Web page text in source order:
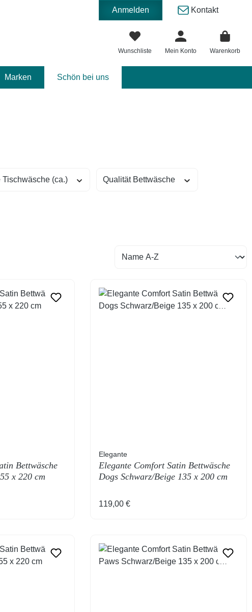
Anmelden Kontakt
Wunschliste Mein Konto Warenkorb
Marken Schön bei uns
Tischwäsche (ca.) Qualität Bettwäsche
Bettwäsche
x 220 cm
Elegante
Elegante Comfort Satin Bettwäsche
Dogs Schwarz/Beige 135 x 200 cm
Regulärer Preis:
119,00 €